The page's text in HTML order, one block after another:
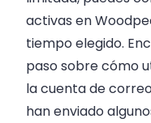
activas en
tiempo elegido.
paso sobre cómo
la cuenta de
han enviado